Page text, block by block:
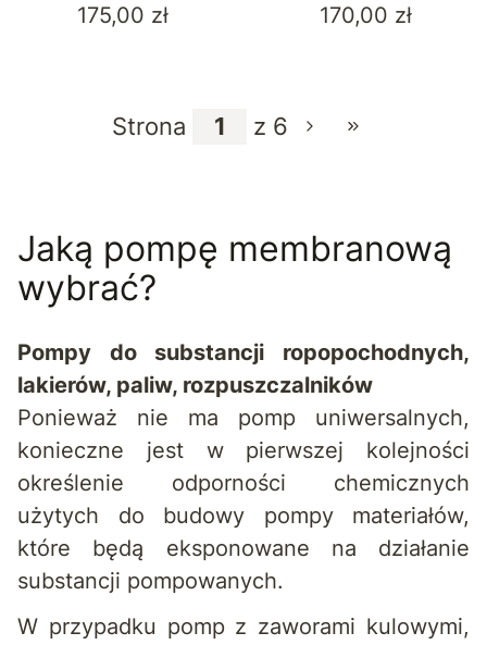
Cena
175,00 zł Cena
170,00 zł
Strona z 6 Przejdź do
Jaką pompę membranową
wybrać?
Pompy do substancji ropopochodnych,
lakierów, paliw, rozpuszczalników
Ponieważ nie ma pomp uniwersalnych,
konieczne jest w pierwszej kolejności
określenie odporności chemicznych
użytych do budowy pompy materiałów,
które będą eksponowane na działanie
substancji pompowanych.
W przypadku pomp z zaworami kulowymi,